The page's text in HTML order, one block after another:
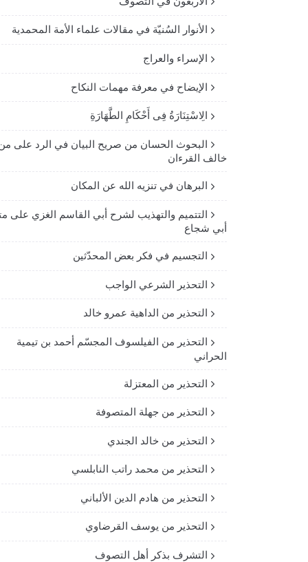
الأنوار السُنيّة في مقالات علماء الأمة المحمدية
الإسراء والعراج
الإيضاح في معرفة مهمات النكاح
الِاسْتِنَارَةُ فِى أَحْكَامِ الطَّهَارَةِ
البحوث الحسان من صريح البيان في الرد على
خالف القرءان
البرهان في تنزيه الله عن المكان
التتميم والتهذيب لشرح أبي القاسم الغزي على
أبي شجاع
التجسيم في فكر بعض المحدّثين
التحذير الشرعي الواجب
التحذير من الداهية عمرو خالد
التحذير من الفيلسوف المجسّم أحمد بن تيمية
الحراني
التحذير من المعتزلة
التحذير من جهلة المتصوفة
التحذير من خالد الجندي
التحذير من محمد راتب النابلسي
التحذير من هادم الدين الألباني
التحذير من يوسف القرضاوي
التشرف بذكر أهل التصوف